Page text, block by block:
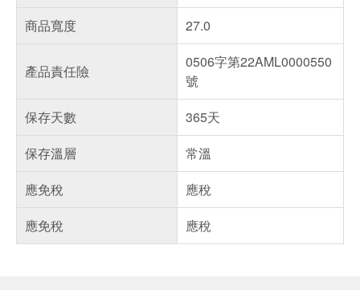
商品寬度
27.0
產品責任險
0506字第22AML0000550
號
保存天數
365天
保存溫層
常溫
應免稅
應稅
應免稅
應稅